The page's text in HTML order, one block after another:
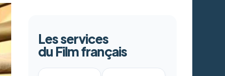
Les services
du Film français